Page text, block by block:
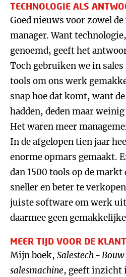
TECHNOLOGIE ALS
Goed nieuws voor zowel
manager. Want
genoemd, geeft het
Toch gebruiken we in
tools om ons werk
snap hoe dat komt, want
hadden, deden maar
Het waren meer
In de afgelopen tien jaar
enorme opmars gemaakt.
dan 1500 tools op de markt
sneller en beter te
juiste software om werk
daarmee geen
MEER TIJD VOOR DE
Mijn boek, Salestech-
salesmachine, geeft inzicht